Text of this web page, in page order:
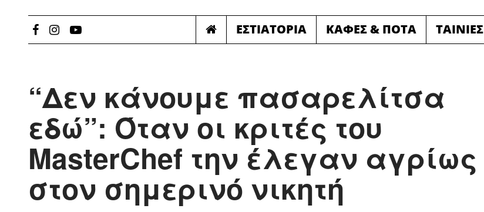
ΕΣΤΙΑΤΟΡΙΑ ΚΑΦΕΣ & ΠΟΤΑ ΤΑΙΝΙΕΣ
“Δεν κάνουμε πασαρελίτσα
εδώ”: Όταν οι κριτές του
MasterChef την έλεγαν αγρίως
στον σημερινό νικητή